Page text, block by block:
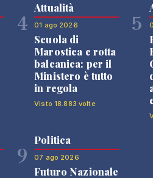
4
Attualità
01 ago 2026
Scuola di
Marostica e rotta
balcanica: per il
Ministero è tutto
in regola
Visto 18.883 volte
5
9
Politica
07 ago 2026
Futuro Nazionale